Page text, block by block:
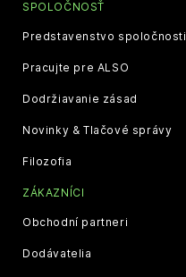
SPOLOČNOSŤ
Predstavenstvo spoločnosti
Pracujte pre ALSO
Dodržiavanie zásad
Novinky & Tlačové správy
Filozofia
ZÁKAZNÍCI
Obchodní partneri
Dodávatelia